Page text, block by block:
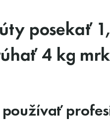
posekať
4 kg